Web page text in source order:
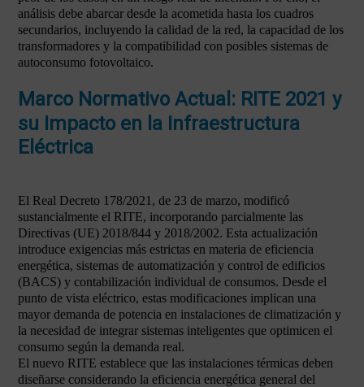
análisis debe abarcar desde la acometida hasta los cuadros
secundarios, incluyendo la calidad de la red, la capacidad de los
transformadores y la compatibilidad con posibles sistemas de
autoconsumo fotovoltaico.
Marco Normativo Actual: RITE 2021 y
su Impacto en la Infraestructura
Eléctrica
El Real Decreto 178/2021, de 23 de marzo, modificó
sustancialmente el RITE, incorporando parcialmente las
Directivas (UE) 2018/844 y 2018/2002. Esta actualización
introduce exigencias más estrictas en materia de eficiencia
energética, sistemas de automatización y control de edificios
(BACS) y contabilización individual de consumos. Desde el
punto de vista eléctrico, estas modificaciones implican una
mayor demanda de potencia en instalaciones de climatización y
la necesidad de integrar sistemas inteligentes que optimicen el
consumo según la demanda real.
El nuevo RITE establece que las instalaciones térmicas deben
diseñarse considerando la eficiencia energética general del